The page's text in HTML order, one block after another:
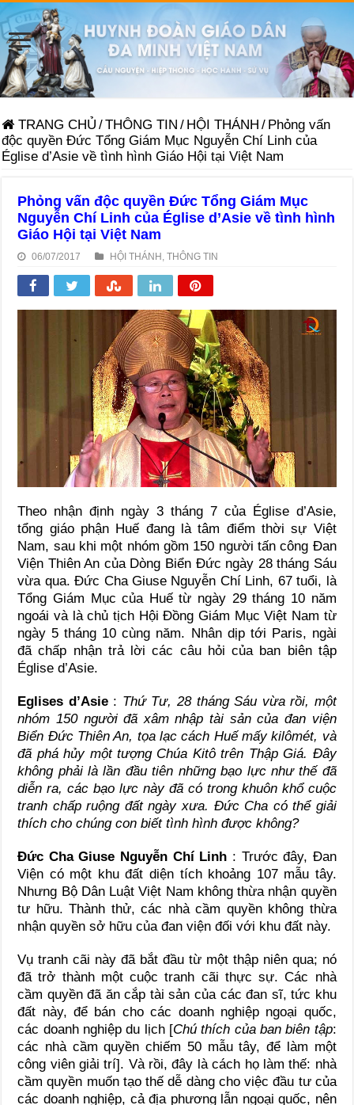
TRANG CHỦ /THÔNG TIN / HỘI THÁNH / Phỏng vấn
độc quyền Đức Tổng Giám Mục Nguyễn Chí Linh của
Église d’Asie về tình hình Giáo Hội tại Việt Nam
Phỏng vấn độc quyền Đức Tổng Giám Mục
Nguyễn Chí Linh của Église d’Asie về tình hình
Giáo Hội tại Việt Nam
06/07/2017 HỘI THÁNH ,THÔNG TIN
Theo nhận định ngày 3 tháng 7 của Église d’Asie,
tổng giáo phận Huế đang là tâm điểm thời sự Việt
Nam, sau khi một nhóm gồm 150 người tấn công Đan
Viện Thiên An của Dòng Biển Đức ngày 28 tháng Sáu
vừa qua. Đức Cha Giuse Nguyễn Chí Linh, 67 tuổi, là
Tổng Giám Mục của Huế từ ngày 29 tháng 10 năm
ngoái và là chủ tịch Hội Đồng Giám Mục Việt Nam từ
ngày 5 tháng 10 cùng năm. Nhân dịp tới Paris, ngài
đã chấp nhận trả lời các câu hỏi của ban biên tập
Église d’Asie.
Eglises d’Asie : Thứ Tư, 28 tháng Sáu vừa rồi, một
nhóm 150 người đã xâm nhập tài sản của đan viện
Biển Đức Thiên An, tọa lạc cách Huế mấy kilômét, và
đã phá hủy một tượng Chúa Kitô trên Thập Giá. Đây
không phải là lần đầu tiên những bạo lực như thế đã
diễn ra, các bạo lực này đã có trong khuôn khổ cuộc
tranh chấp ruộng đất ngày xưa. Đức Cha có thể giải
thích cho chúng con biết tình hình được không?
Đức Cha Giuse Nguyễn Chí Linh : Trước đây, Đan
Viện có một khu đất diện tích khoảng 107 mẫu tây.
Nhưng Bộ Dân Luật Việt Nam không thừa nhận quyền
tư hữu. Thành thử, các nhà cầm quyền không thừa
nhận quyền sở hữu của đan viện đối với khu đất này.
Vụ tranh cãi này đã bắt đầu từ một thập niên qua; nó
đã trở thành một cuộc tranh cãi thực sự. Các nhà
cầm quyền đã ăn cắp tài sản của các đan sĩ, tức khu
đất này, để bán cho các doanh nghiệp ngoại quốc,
các doanh nghiệp du lịch [Chú thích của ban biên tập:
các nhà cầm quyền chiếm 50 mẫu tây, để làm một
công viên giải trí]. Và rồi, đây là cách họ làm thế: nhà
cầm quyền muốn tạo thế dễ dàng cho việc đầu tư của
các doanh nghiệp, cả địa phương lẫn ngoại quốc, nên